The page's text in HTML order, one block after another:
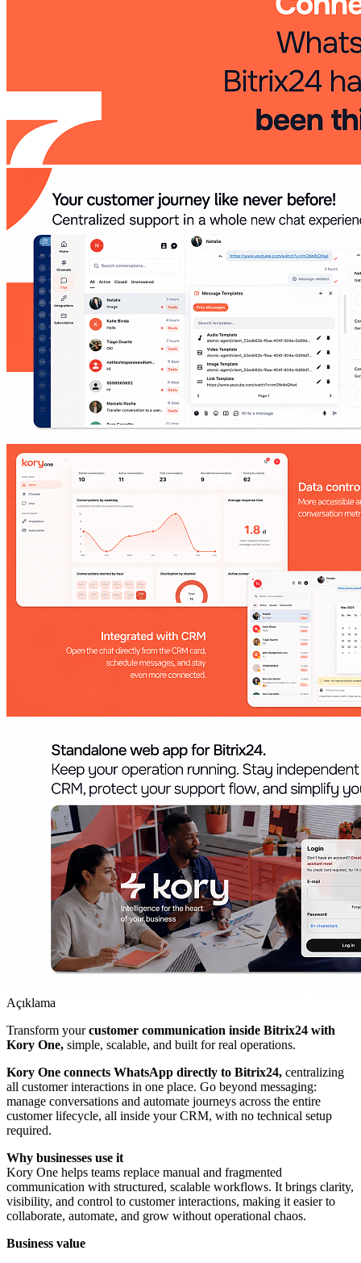
Açıklama
Transform yourcustomer communication inside Bitrix24 with
Kory One, simple, scalable, and built for real operations.
Kory One connects WhatsApp directly to Bitrix24, centralizing
all customer interactions in one place. Go beyond messaging:
manage conversations and automate journeys across the entire
customer lifecycle, all inside your CRM, with no technical setup
required.
Why businesses use it
Kory One helps teams replace manual and fragmented
communication with structured, scalable workflows. It brings clarity,
visibility, and control to customer interactions, making it easier to
collaborate, automate, and grow without operational chaos.
Business value